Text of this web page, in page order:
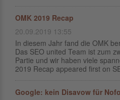
OMK 2019 Recap
20.09.2019 13:55
In diesem Jahr fand die OMK
Das SEO united Team ist zum
Partie und wir haben viele
2019 Recap appeared first on
Google: kein Disavow für